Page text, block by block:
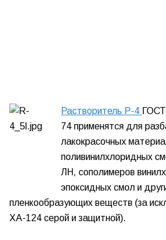
Растворитель Р-4
74 применятся для
лакокрасочных
поливинилхлоридных
ЛН, сополимеров
эпоксидных смол и
пленкообразующих веществ (за
ХА-124 серой и защитной).